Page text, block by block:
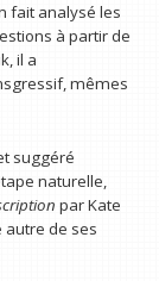
fait analysé les
à partir de
il a
mêmes
suggéré
naturelle,
par Kate
autre de ses